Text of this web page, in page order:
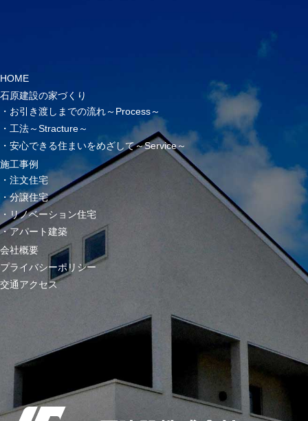
HOME
石原建設の家づくり
お引き渡しまでの流れ～Process～
工法～Stracture～
安心できる住まいをめざして～Service～
施工事例
注文住宅
分譲住宅
リノベーション住宅
アパート建築
会社概要
プライバシーポリシー
交通アクセス